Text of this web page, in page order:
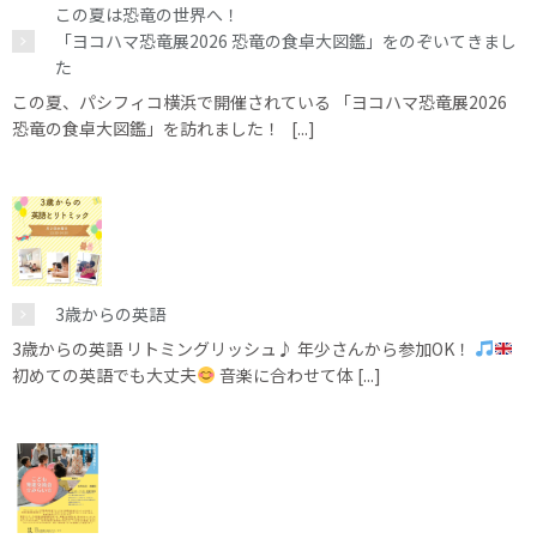
この夏は恐竜の世界へ！
「ヨコハマ恐竜展2026 恐竜の食卓大図鑑」をのぞいてきまし
た
この夏、パシフィコ横浜で開催されている 「ヨコハマ恐竜展2026
恐竜の食卓大図鑑」を訪れました！ [...]
3歳からの英語
3歳からの英語 リトミングリッシュ♪ 年少さんから参加OK！
初めての英語でも大丈夫
音楽に合わせて体 [...]